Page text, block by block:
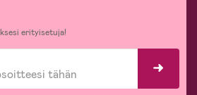
erityisetuja!